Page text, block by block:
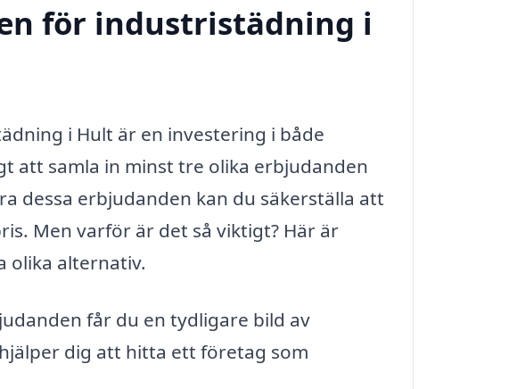
för industristädning i
i Hult är en investering i både
att samla in minst tre olika erbjudanden
dessa erbjudanden kan du säkerställa att
Men varför är det så viktigt? Här är
olika alternativ.
får du en tydligare bild av
dig att hitta ett företag som